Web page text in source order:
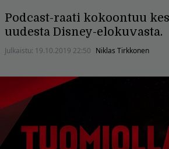
Podcast-raati kokoontuu
uudesta Disney-elokuvasta.
Julkaistu: 19.10.2019 22:50 Niklas Tirkkonen